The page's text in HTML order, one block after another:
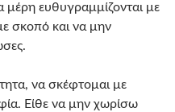
ευθυγραμμίζονται με
σκοπό και να μην
να σκέφτομαι με
Είθε να μην χωρίσω